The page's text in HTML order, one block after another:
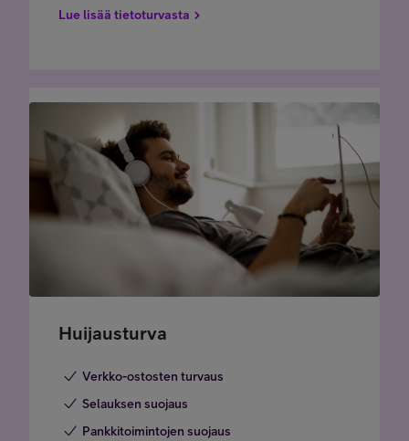
Lue lisää tietoturvasta
Huijausturva
Verkko-ostosten turvaus
Selauksen suojaus
Pankkitoimintojen suojaus